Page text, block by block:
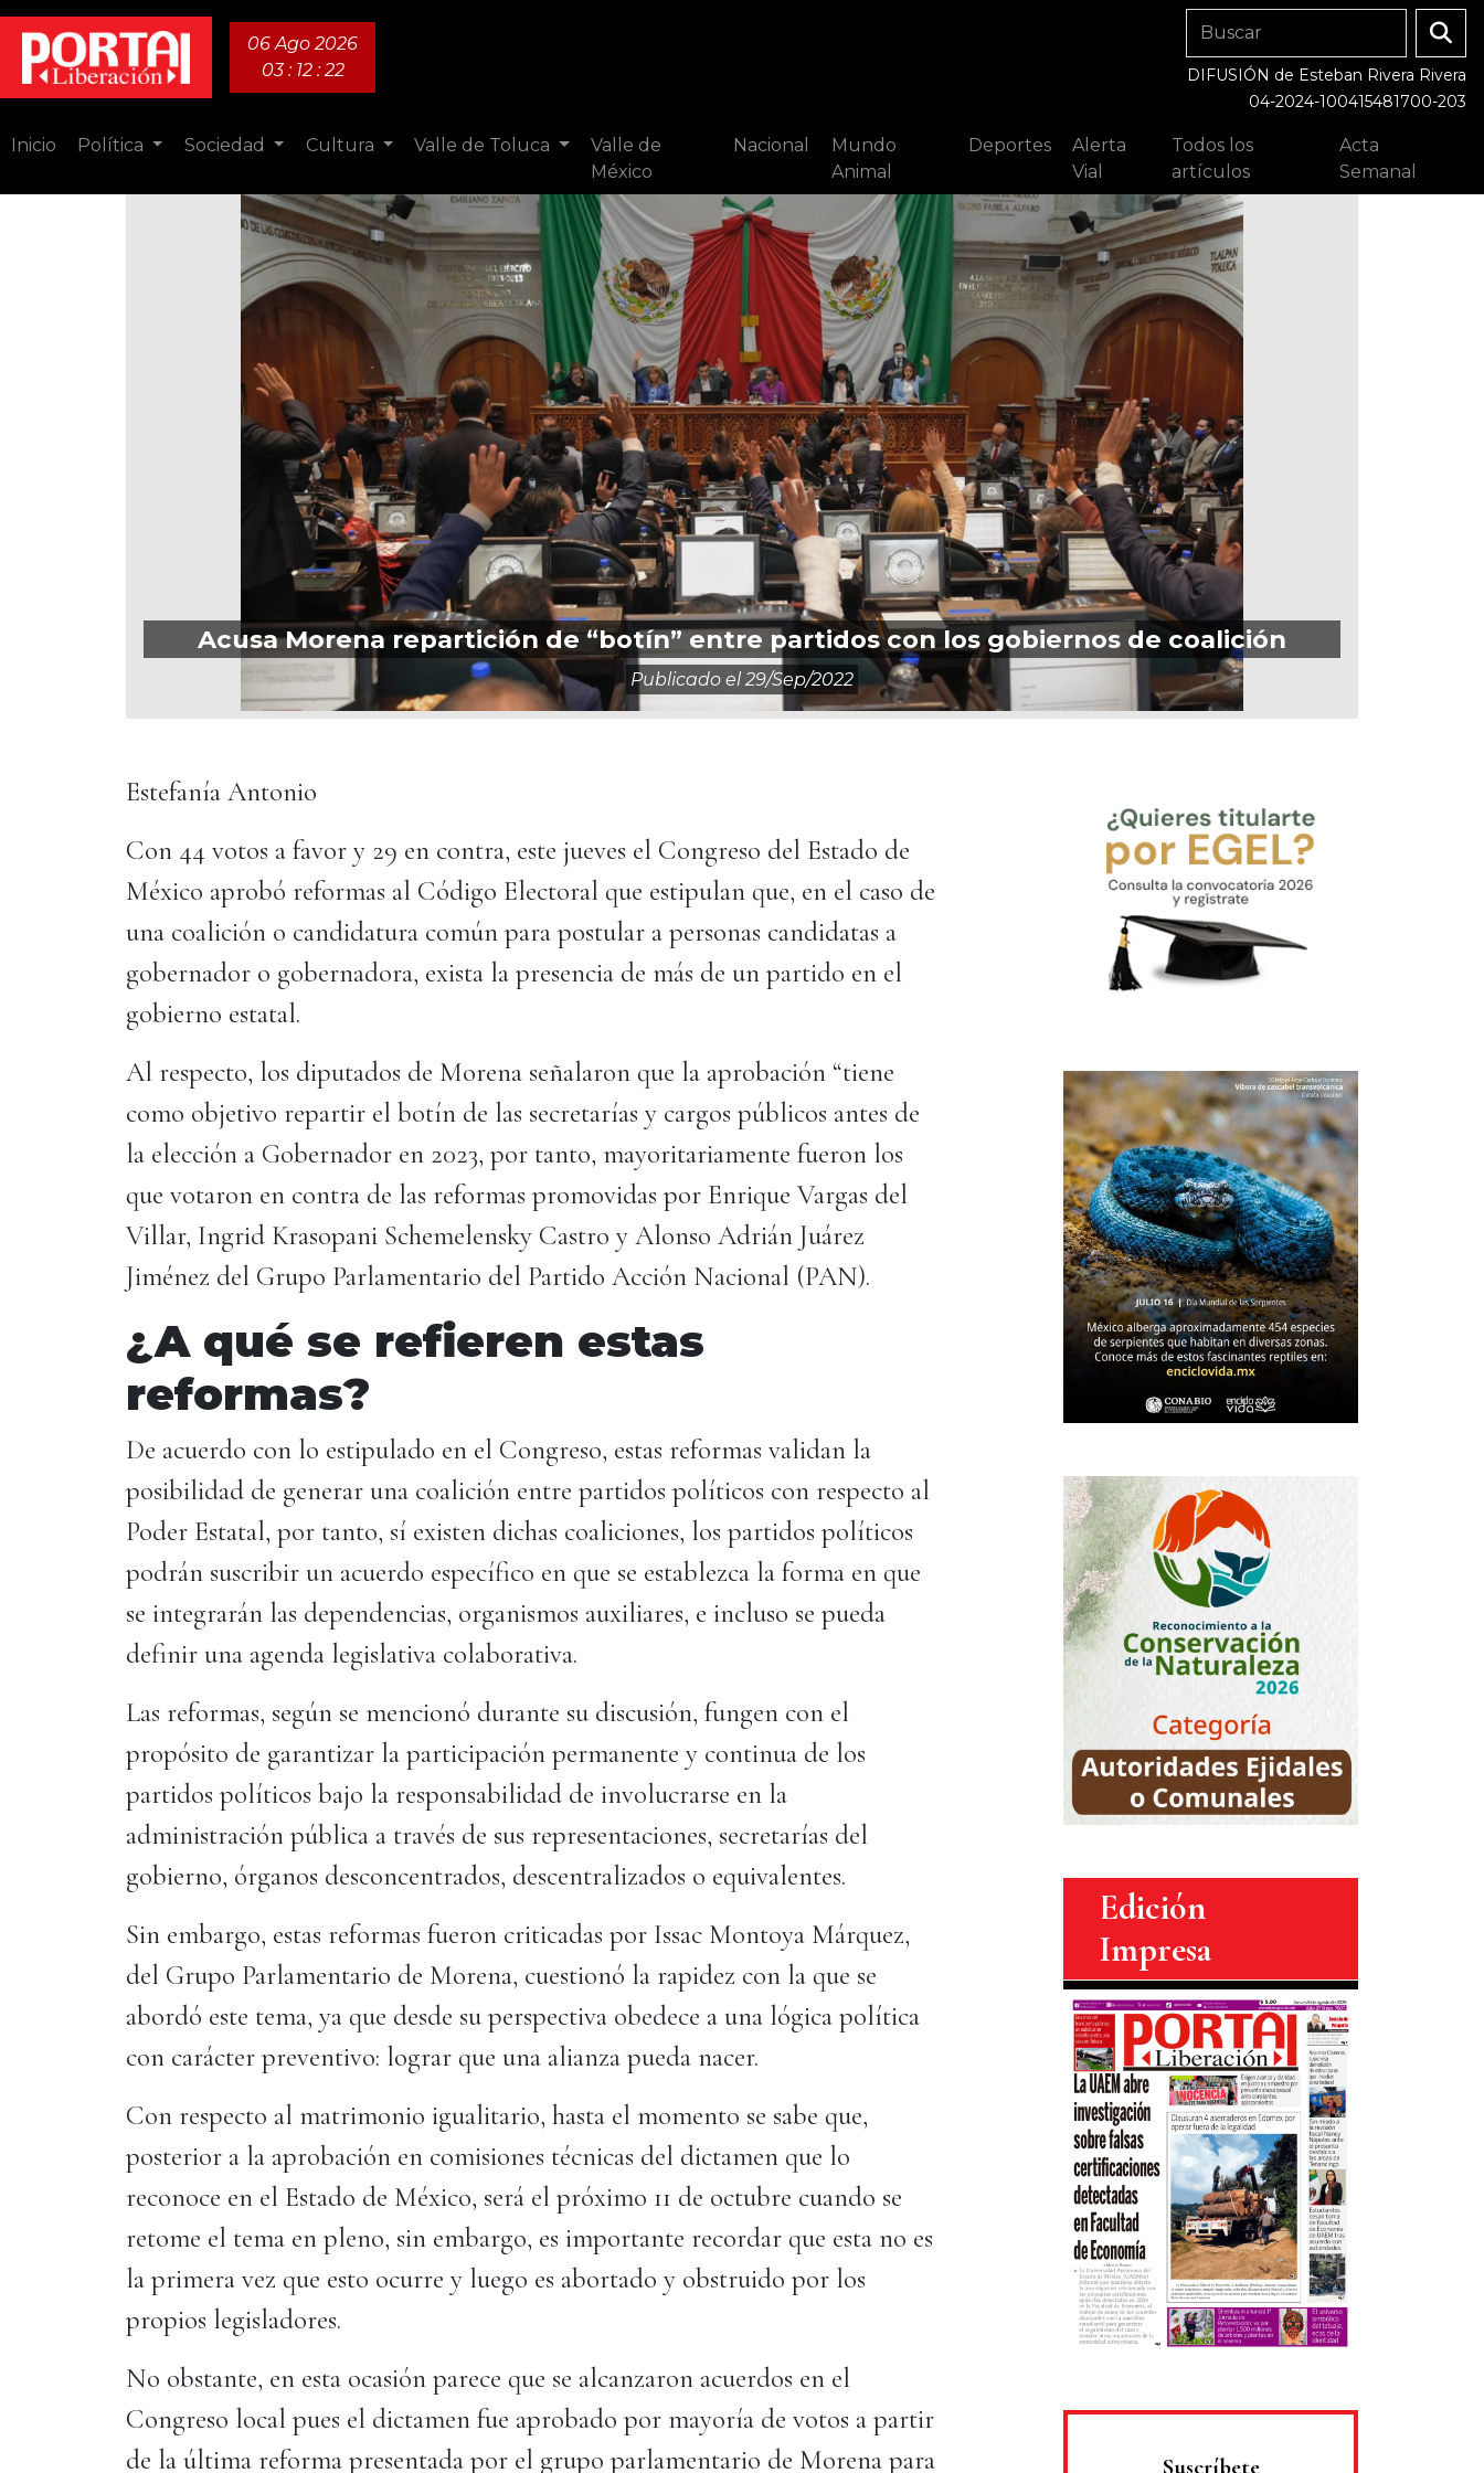
06 Ago 2026
03 : 12 : 24
DIFUSIÓN de Esteban Rivera Rivera
04-2024-100415481700-203
Inicio Política Sociedad Cultura Valle de Toluca
Valle de
México
Nacional
Mundo
Animal
Deportes
Alerta
Vial
Todos los
artículos
Acta
Semanal
Acusa Morena repartición de “botín” entre partidos con los gobiernos de coalición
Publicado el29/sep/2022
Estefanía Antonio
Con 44 votos a favor y 29 en contra, este jueves el Congreso del Estado de
México aprobó reformas al Código Electoral que estipulan que, en el caso de
una coalición o candidatura común para postular a personas candidatas a
gobernador o gobernadora, exista la presencia de más de un partido en el
gobierno estatal.
Al respecto, los diputados de Morena señalaron que la aprobación “tiene
como objetivo repartir el botín de las secretarías y cargos públicos antes de
la elección a Gobernador en 2023, por tanto, mayoritariamente fueron los
que votaron en contra de las reformas promovidas por Enrique Vargas del
Villar, Ingrid Krasopani Schemelensky Castro y Alonso Adrián Juárez
Jiménez del Grupo Parlamentario del Partido Acción Nacional (PAN).
¿A qué se refieren estas
reformas?
De acuerdo con lo estipulado en el Congreso, estas reformas validan la
posibilidad de generar una coalición entre partidos políticos con respecto al
Poder Estatal, por tanto, sí existen dichas coaliciones, los partidos políticos
podrán suscribir un acuerdo específico en que se establezca la forma en que
se integrarán las dependencias, organismos auxiliares, e incluso se pueda
definir una agenda legislativa colaborativa.
Las reformas, según se mencionó durante su discusión, fungen con el
propósito de garantizar la participación permanente y continua de los
partidos políticos bajo la responsabilidad de involucrarse en la
administración pública a través de sus representaciones, secretarías del
gobierno, órganos desconcentrados, descentralizados o equivalentes.
Sin embargo, estas reformas fueron criticadas por Issac Montoya Márquez,
del Grupo Parlamentario de Morena, cuestionó la rapidez con la que se
abordó este tema, ya que desde su perspectiva obedece a una lógica política
con carácter preventivo: lograr que una alianza pueda nacer.
Con respecto al matrimonio igualitario, hasta el momento se sabe que,
posterior a la aprobación en comisiones técnicas del dictamen que lo
reconoce en el Estado de México, será el próximo 11 de octubre cuando se
retome el tema en pleno, sin embargo, es importante recordar que esta no es
la primera vez que esto ocurre y luego es abortado y obstruido por los
propios legisladores.
No obstante, en esta ocasión parece que se alcanzaron acuerdos en el
Congreso local pues el dictamen fue aprobado por mayoría de votos a partir
de la última reforma presentada por el grupo parlamentario de Morena para
Edición
Impresa
Suscríbete